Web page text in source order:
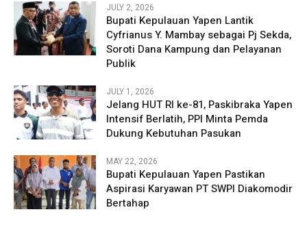
JULY 2, 2026
Bupati Kepulauan Yapen Lantik
Cyfrianus Y. Mambay sebagai Pj Sekda,
Soroti Dana Kampung dan Pelayanan
Publik
JULY 1, 2026
Jelang HUT RI ke-81, Paskibraka Yapen
Intensif Berlatih, PPI Minta Pemda
Dukung Kebutuhan Pasukan
MAY 22, 2026
Bupati Kepulauan Yapen Pastikan
Aspirasi Karyawan PT SWPI Diakomodir
Bertahap